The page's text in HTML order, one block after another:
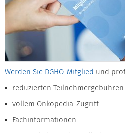
Werden Sie DGHO-Mitglied und
reduzierten Teilnehmergebühren
vollem Onkopedia-Zugriff
Fachinformationen